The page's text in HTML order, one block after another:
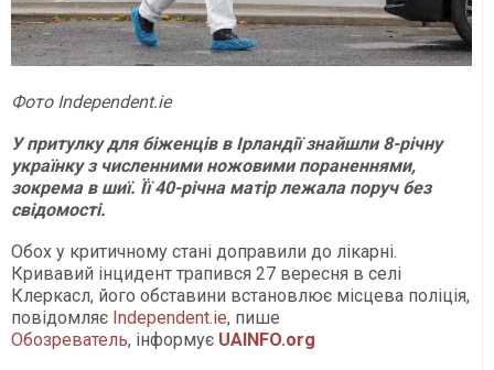
Фото Independent.ie
У притулку для біженців в Ірландії знайшли 8-річну
українку з численними ножовими пораненнями,
зокрема в шиї. Її 40-річна матір лежала поруч без
свідомості.
Обох у критичному стані доправили до лікарні.
Кривавий інцидент трапився 27 вересня в селі
Клеркасл, його обставини встановлює місцева поліція,
повідомляє Independent.ie, пише
Обозреватель, інформує UAINFO.org